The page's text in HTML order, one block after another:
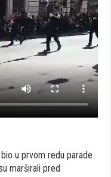
u prvom redu parade
marširali pred